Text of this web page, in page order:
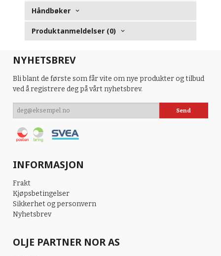
Håndbøker
Produktanmeldelser (0)
NYHETSBREV
Bli blant de første som får vite om nye produkter og tilbud
ved å registrere deg på vårt nyhetsbrev.
INFORMASJON
Frakt
Kjøpsbetingelser
Sikkerhet og personvern
Nyhetsbrev
OLJE PARTNER NOR AS